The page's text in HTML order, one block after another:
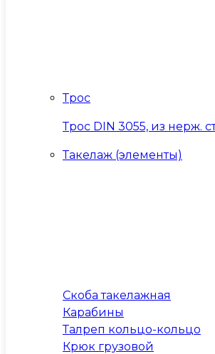
Трос
Трос DIN 3055, из нерж.
Такелаж (элементы)
Скоба такелажная
Карабины
Талреп кольцо-кольцо
Крюк грузовой